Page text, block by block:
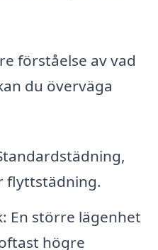
förståelse av vad
du överväga
flyttstädning.
En större lägenhet
högre